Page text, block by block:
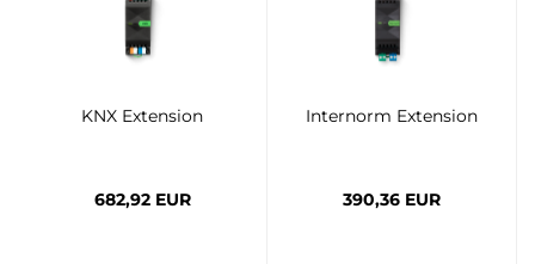
KNX Extension
682,92 EUR
Internorm Extension
390,36 EUR